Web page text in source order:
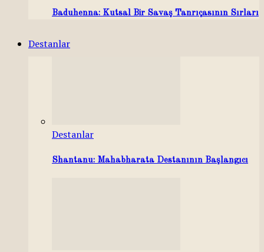
Baduhenna: Kutsal Bir Savaş Tanrıçasının Sırları
Destanlar
Destanlar
Shantanu: Mahabharata Destanının Başlangıcı